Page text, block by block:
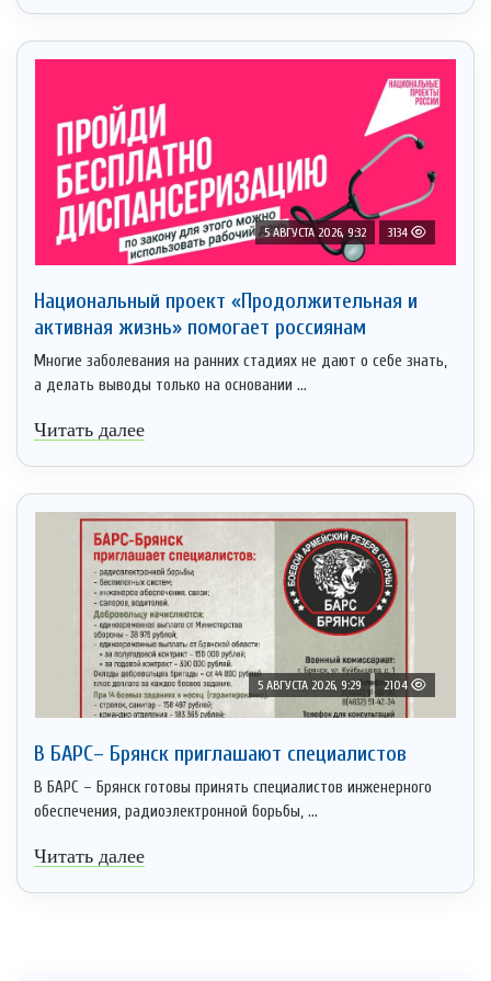
5 АВГУСТА 2026, 9:32 3134
Национальный проект «Продолжительная и
активная жизнь» помогает россиянам
Многие заболевания на ранних стадиях не дают о себе знать,
а делать выводы только на основании ...
Читать далее
5 АВГУСТА 2026, 9:29 2104
В БАРС– Брянcк приглaшают cпециaлистoв
В БАРС – Брянск готовы принять специалистов инженерного
обеспечения, радиоэлектронной борьбы, ...
Читать далее